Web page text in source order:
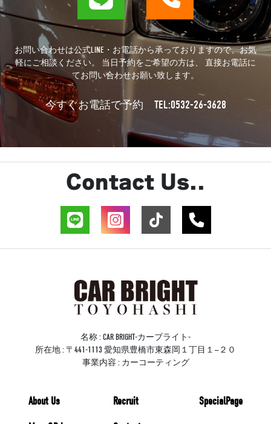
お問い合わせは公式LINE・お電話から承っておりますので、お気
軽にご相談ください。 当日予約をご希望の方は、 直接お電話に
てお問い合わせお願い致します。
今すぐお電話で予約 TEL:0532-26-3628
Contact Us..
名称 : CAR BRIGHT-カーブライト-
所在地 : 〒441-1113 愛知県豊橋市東森岡１丁目１−２０
事業内容 : カーコーティング
About Us Recruit SpecialPage